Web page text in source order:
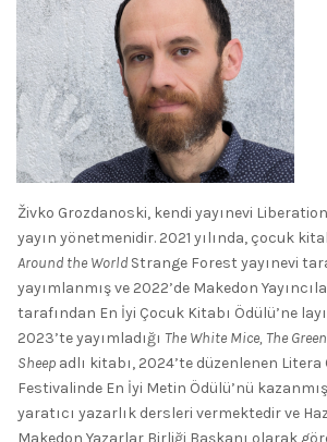
Živko Grozdanoski, kendi yayınevi
yayın yönetmenidir. 2021 yılında, çocuk
Around the World Strange Forest yayınevi
yayımlanmış ve 2022’de Makedon
tarafından En İyi Çocuk Kitabı Ödülü’ne
2023’te yayımladığı The White Mice, The
Sheep adlı kitabı, 2024’te düzenlenen Litera
Festivalinde En İyi Metin Ödülü’nü
yaratıcı yazarlık dersleri vermektedir ve
Makedon Yazarlar Birliği Başkanı olarak